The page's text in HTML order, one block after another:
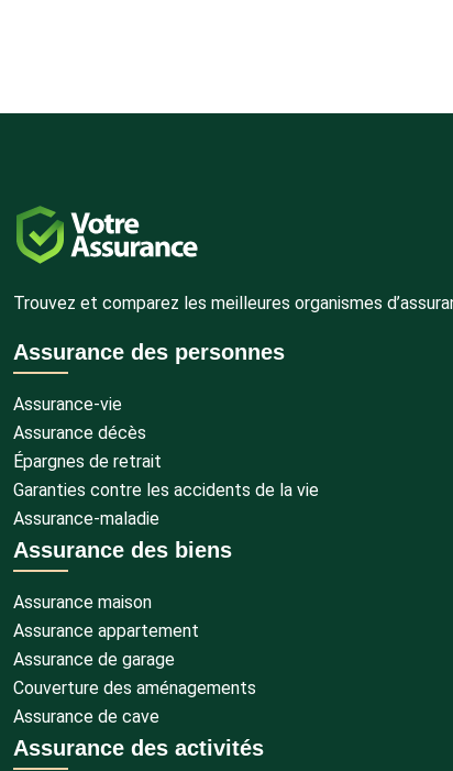
Trouvez et comparez les meilleures organismes
Assurance des personnes
Assurance-vie
Assurance décès
Épargnes de retrait
Garanties contre les accidents de la vie
Assurance-maladie
Assurance des biens
Assurance maison
Assurance appartement
Assurance de garage
Couverture des aménagements
Assurance de cave
Assurance des activités